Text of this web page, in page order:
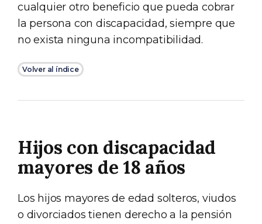
cualquier otro beneficio que pueda cobrar
la persona con discapacidad, siempre que
no exista ninguna incompatibilidad.
Volver al índice
Hijos con discapacidad
mayores de 18 años
Los hijos mayores de edad solteros, viudos
o divorciados tienen derecho a la pensión